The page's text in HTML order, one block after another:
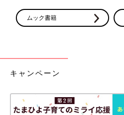
ムック書籍
キャンペーン